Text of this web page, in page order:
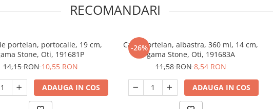
RECOMANDARI
portelan, portocalie, 19 cm,
Stone, Oti, 191681P
14,15 RON10,55 RON
ADAUGA IN COS
-26%
Cana portelan, albastra, 360 ml, 14 cm,
gama Stone, Oti, 191683A
11,58 RON8,54 RON
ADAUGA IN COS